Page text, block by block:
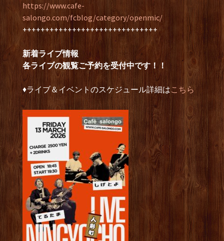
https://www.cafe-
salongo.com/fcblog/category/openmic/
++++++++++++++++++++++++++++++
新着ライブ情報
各ライブの観覧ご予約を受付中です！！
♦︎ライブ＆イベントのスケジュール詳細はこちら